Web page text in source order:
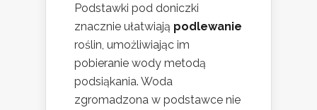
Podstawki pod doniczki
znacznie ułatwiają podlewanie
roślin, umożliwiając im
pobieranie wody metodą
podsiąkania. Woda
zgromadzona w podstawce nie